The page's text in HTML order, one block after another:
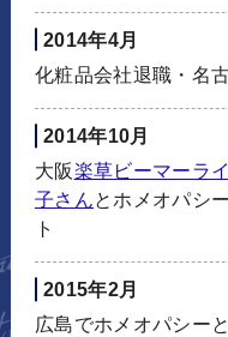
2014年4月
化粧品会社退職・名
2014年10月
大阪楽草ビーマーラ
子さんとホメオパシ
ト
2015年2月
広島でホメオパシー